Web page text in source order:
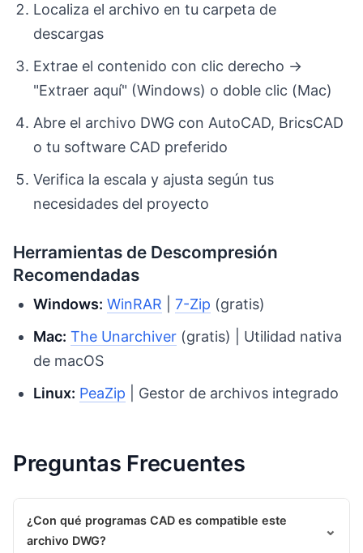
Localiza el archivo en tu carpeta de
descargas
Extrae el contenido con clic derecho →
"Extraer aquí" (Windows) o doble clic (Mac)
Abre el archivo DWG con AutoCAD, BricsCAD
o tu software CAD preferido
Verifica la escala y ajusta según tus
necesidades del proyecto
Herramientas de Descompresión
Recomendadas
Windows: WinRAR |7-Zip (gratis)
Mac: The Unarchiver (gratis) | Utilidad nativa
de macOS
Linux: PeaZip | Gestor de archivos integrado
Preguntas Frecuentes
¿Con qué programas CAD es compatible este
archivo DWG?
⌄